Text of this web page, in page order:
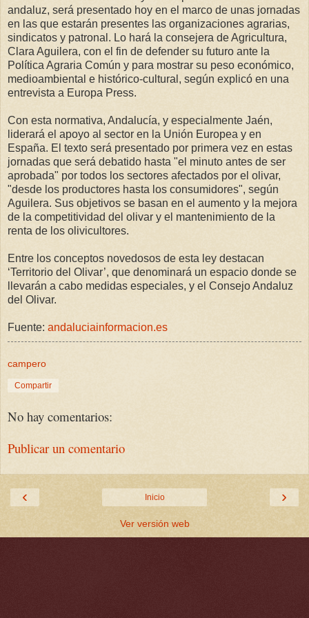
andaluz, será presentado hoy en el marco de unas jornadas
en las que estarán presentes las organizaciones agrarias,
sindicatos y patronal. Lo hará la consejera de Agricultura,
Clara Aguilera, con el fin de defender su futuro ante la
Política Agraria Común y para mostrar su peso económico,
medioambiental e histórico-cultural, según explicó en una
entrevista a Europa Press.
Con esta normativa, Andalucía, y especialmente Jaén,
liderará el apoyo al sector en la Unión Europea y en
España. El texto será presentado por primera vez en estas
jornadas que será debatido hasta "el minuto antes de ser
aprobada" por todos los sectores afectados por el olivar,
"desde los productores hasta los consumidores", según
Aguilera. Sus objetivos se basan en el aumento y la mejora
de la competitividad del olivar y el mantenimiento de la
renta de los olivicultores.
Entre los conceptos novedosos de esta ley destacan
‘Territorio del Olivar’, que denominará un espacio donde se
llevarán a cabo medidas especiales, y el Consejo Andaluz
del Olivar.
Fuente: andaluciainformacion.es
campero
Compartir
No hay comentarios:
Publicar un comentario
‹ ›
Inicio
Ver versión web